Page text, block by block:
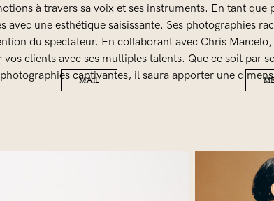
à travers sa voix et ses instruments. En tant
avec une esthétique saisissante. Ses photographies
du spectateur. En collaborant avec Chris
clients avec ses multiples talents. Que ce soit par
captivantes, il saura apporter une
MAIL